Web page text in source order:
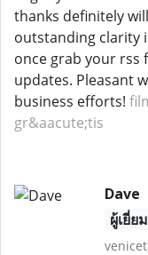
thanks definitely
outstanding clarity
once grab your rss
updates. Pleasant
business efforts!
gr&aacute;tis
Dave
ผู้เยี่ย